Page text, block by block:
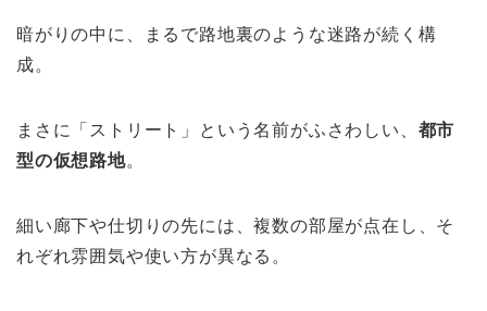
暗がりの中に、まるで路地裏のような迷路が続く構
成。
まさに「ストリート」という名前がふさわしい、 都市
型の仮想路地。
細い廊下や仕切りの先には、複数の部屋が点在し、そ
れぞれ雰囲気や使い方が異なる。